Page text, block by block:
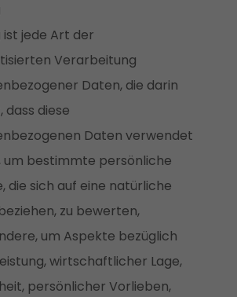
ist jede Art der
Verarbeitung
Daten, die darin
dass diese
Daten verwendet
um bestimmte persönliche
die sich auf eine natürliche
zu bewerten,
um Aspekte bezüglich
wirtschaftlicher Lage,
persönlicher Vorlieben,